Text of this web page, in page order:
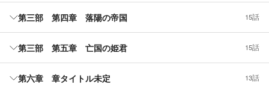
第三部 第四章 落陽の帝国 15話
第三部 第五章 亡国の姫君 15話
第六章 章タイトル未定 13話